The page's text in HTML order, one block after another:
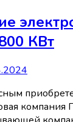
КВт
компания